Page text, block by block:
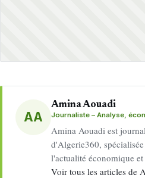
AA
Amina Aouadi
Journaliste – Analyse,
Amina Aouadi est
d'Algerie360,
l'actualité économique
Voir tous les articles de